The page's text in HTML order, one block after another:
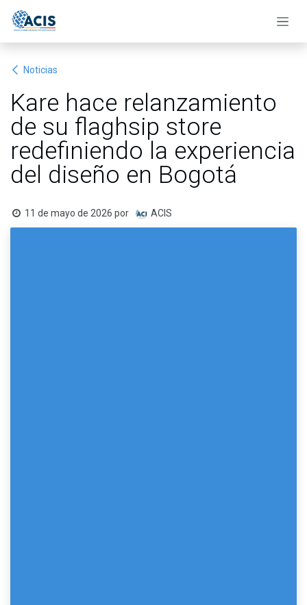
Noticias
Kare hace relanzamiento
de su flaghsip store
redefiniendo la experiencia
del diseño en Bogotá
11 de mayo de 2026 por ACIS